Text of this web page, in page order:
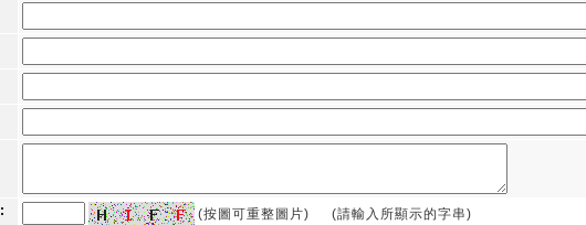
: (按圖可重整圖片) (請輸入所顯示的字串)